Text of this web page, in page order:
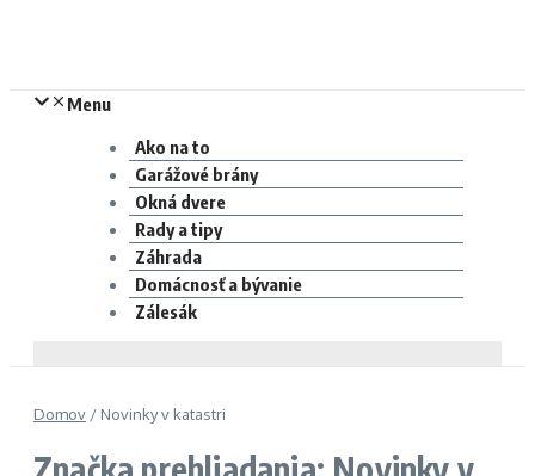
Menu
Ako na to
Garážové brány
Okná dvere
Rady a tipy
Záhrada
Domácnosť a bývanie
Zálesák
Domov / Novinky v katastri